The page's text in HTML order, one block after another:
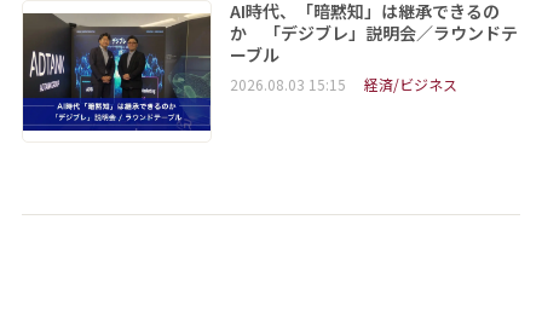
AI時代、「暗黙知」は継承できるの
か 「デジブレ」説明会／ラウンドテ
ーブル
2026.08.03 15:15 経済/ビジネス